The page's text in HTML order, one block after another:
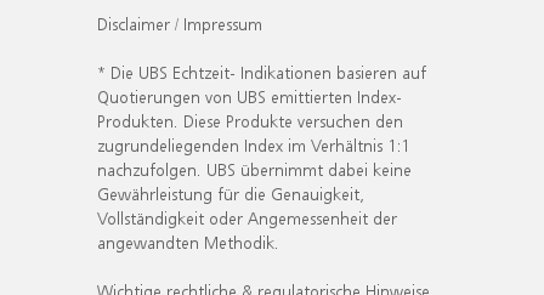
Disclaimer / Impressum
* Die UBS Echtzeit- Indikationen basieren auf
Quotierungen von UBS emittierten Index-
Produkten. Diese Produkte versuchen den
zugrundeliegenden Index im Verhältnis 1:1
nachzufolgen. UBS übernimmt dabei keine
Gewährleistung für die Genauigkeit,
Vollständigkeit oder Angemessenheit der
angewandten Methodik.